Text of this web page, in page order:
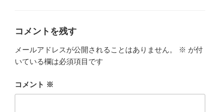
コメントを残す
メールアドレスが公開されることはありません。 ※ が付
いている欄は必須項目です
コメント ※